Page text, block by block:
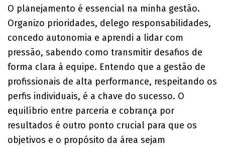
O planejamento é essencial na minha gestão.
Organizo prioridades, delego responsabilidades,
concedo autonomia e aprendi a lidar com
pressão, sabendo como transmitir desafios de
forma clara à equipe. Entendo que a gestão de
profissionais de alta performance, respeitando os
perfis individuais, é a chave do sucesso. O
equilíbrio entre parceria e cobrança por
resultados é outro ponto crucial para que os
objetivos e o propósito da área sejam